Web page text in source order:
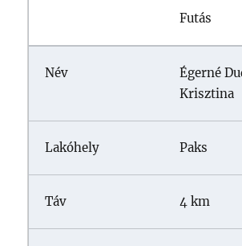
Futás
Égerné
Krisztina
Paks
4 km